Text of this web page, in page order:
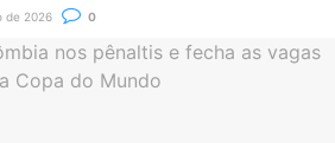
de 2026 0